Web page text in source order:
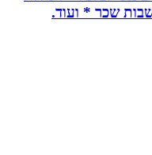
שכר * ועוד.